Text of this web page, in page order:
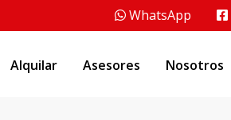
WhatsApp
Alquilar Asesores Nosotros